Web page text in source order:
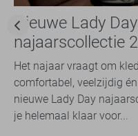
Nieuwe Lady Day
najaarscollectie
stijl en comfort in
travelkwaliteit
Het najaar vraagt om
comfortabel, veelzijdig
nieuwe Lady Day
je helemaal klaar voor...